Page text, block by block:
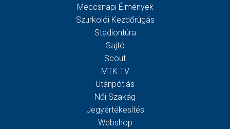
Meccsnapi Élmények
Szurkolói Kezdőrúgás
Stadiontúra
Sajtó
Scout
MTK TV
Utánpótlás
Női Szakág
Jegyértékesítés
Webshop